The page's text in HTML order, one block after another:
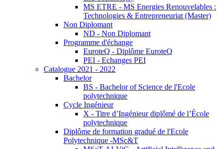
MS ETRE - MS Energies Renouvelables :
Technologies & Entrepreneuriat (Master)
Non Diplomant
ND - Non Diplomant
Programme d'échange
EuroteQ - Diplôme EuroteQ
PEI - Echanges PEI
Catalogue 2021 - 2022
Bachelor
BS - Bachelor of Science de l'Ecole
polytechnique
Cycle Ingénieur
X - Titre d’Ingénieur diplômé de l’École
polytechnique
Diplôme de formation gradué de l'Ecole
Polytechnique -MSc&T